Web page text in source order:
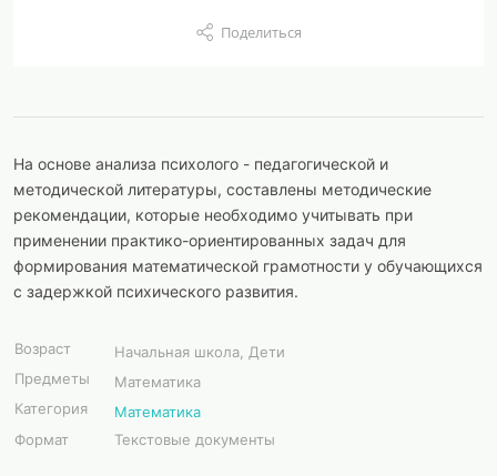
Поделиться
На основе анализа психолого - педагогической и
методической литературы, составлены методические
рекомендации, которые необходимо учитывать при
применении практико-ориентированных задач для
формирования математической грамотности у обучающихся
с задержкой психического развития.
Возраст
Начальная школа, Дети
Предметы
Математика
Категория
Математика
Формат
Текстовые документы